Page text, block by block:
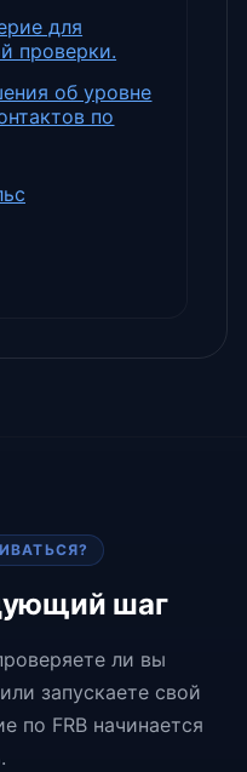
для
проверки.
об уровне
по
шаг
ли вы
запускаете свой
по FRB начинается